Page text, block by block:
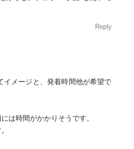
Reply
イメージと、発着時間他が希望で
は時間がかかりそうです。